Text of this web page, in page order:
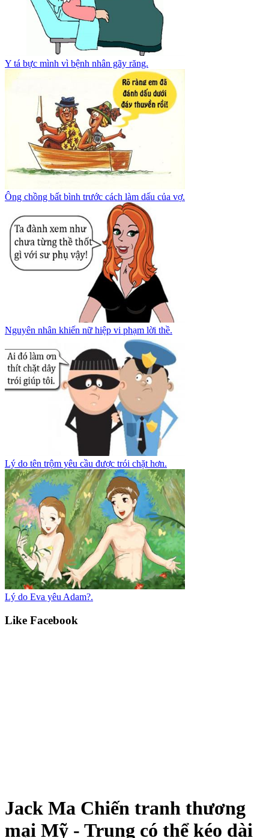
Y tá bực mình vì bệnh nhân gãy răng.
Ông chồng bất bình trước cách làm dấu của vợ.
Nguyên nhân khiến nữ hiệp vi phạm lời thề.
Lý do tên trộm yêu cầu được trói chặt hơn.
Lý do Eva yêu Adam?.
Like Facebook
Jack Ma Chiến tranh thương
mại Mỹ - Trung có thể kéo dài